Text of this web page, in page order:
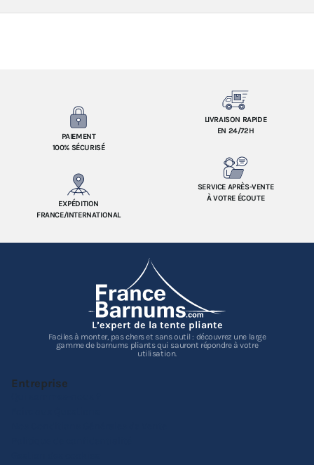
PAIEMENT
100% SÉCURISÉ
LIVRAISON RAPIDE
EN 24/72H
EXPÉDITION
FRANCE/INTERNATIONAL
SERVICE APRÈS-VENTE
À VOTRE ÉCOUTE
L’expert de la tente pliante
Faciles à monter, pas chers et sans outil : découvrez une large
gamme de barnums pliants qui sauront répondre à votre
utilisation.
Entreprise